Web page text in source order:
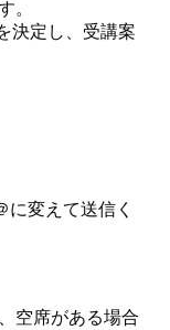
。
決定し、受講案
変えて送信く
空席がある場合